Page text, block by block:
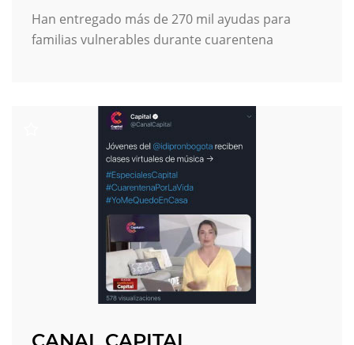
Han entregado más de 270 mil ayudas para
familias vulnerables durante cuarentena